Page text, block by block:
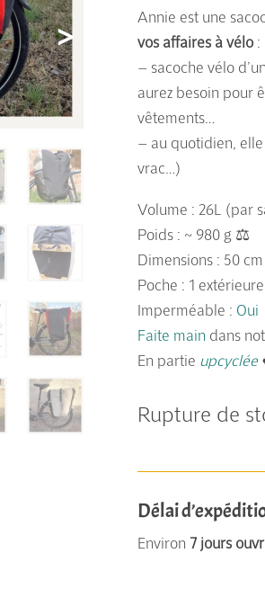
Annie est une
vos affaires à vélo:
– sacoche vélo
aurez besoin pour
vêtements…
– au quotidien,
vrac…)
Volume : 26L (par
Poids : ~ 980 g ⚖️
Dimensions : 50
Poche : 1
Imperméable : Oui
Faite main dans
En partie upcyclée
Rupture de
Délai
Environ 7 jours